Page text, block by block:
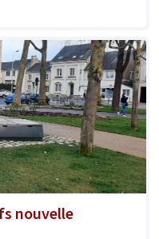
nouvelle